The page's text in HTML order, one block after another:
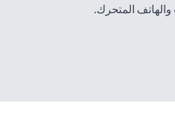
(opens in a new tab)والهاتف المتحرك.